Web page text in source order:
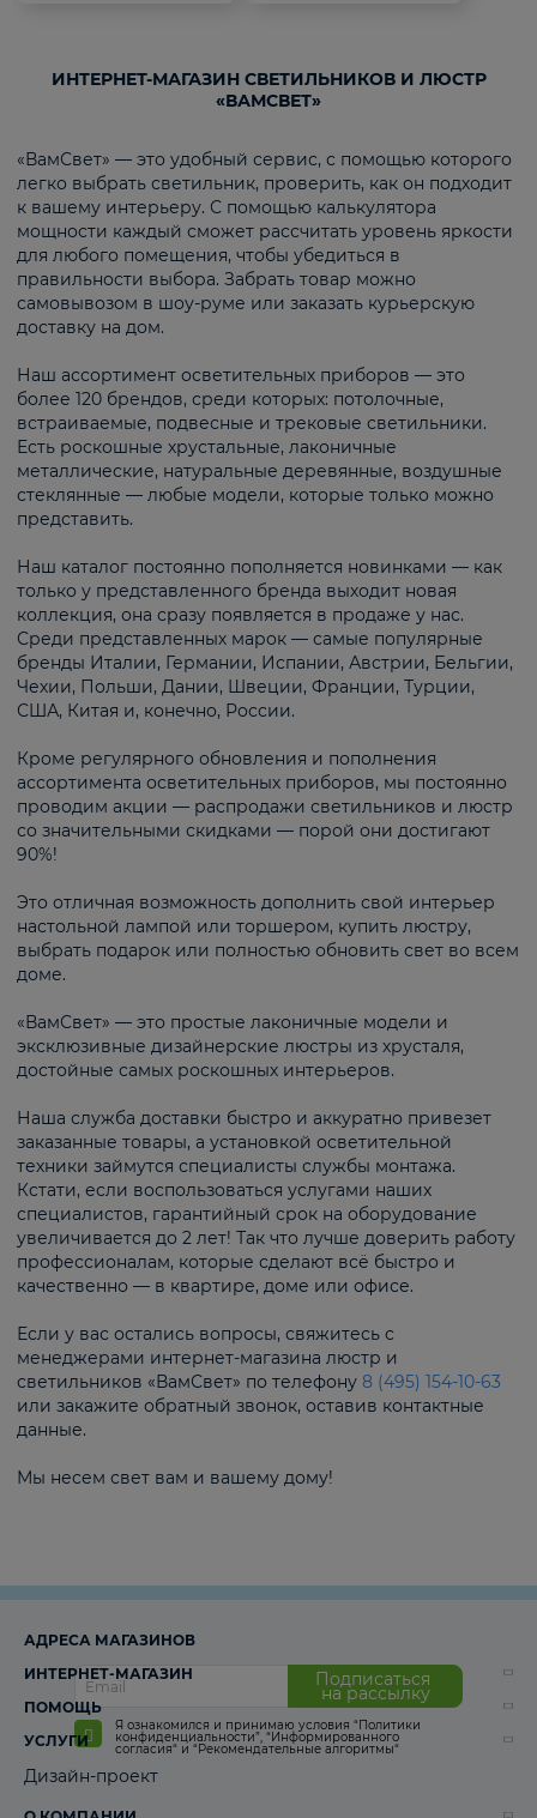
ИНТЕРНЕТ-МАГАЗИН СВЕТИЛЬНИКОВ И ЛЮСТР
«ВАМСВЕТ»
«ВамСвет» — это удобный сервис, с помощью которого
легко выбрать светильник, проверить, как он подходит
к вашему интерьеру. С помощью калькулятора
мощности каждый сможет рассчитать уровень яркости
для любого помещения, чтобы убедиться в
правильности выбора. Забрать товар можно
самовывозом в шоу-руме или заказать курьерскую
доставку на дом.
Наш ассортимент осветительных приборов — это
более 120 брендов, среди которых: потолочные,
встраиваемые, подвесные и трековые светильники.
Есть роскошные хрустальные, лаконичные
металлические, натуральные деревянные, воздушные
стеклянные — любые модели, которые только можно
представить.
Наш каталог постоянно пополняется новинками — как
только у представленного бренда выходит новая
коллекция, она сразу появляется в продаже у нас.
Среди представленных марок — самые популярные
бренды Италии, Германии, Испании, Австрии, Бельгии,
Чехии, Польши, Дании, Швеции, Франции, Турции,
США, Китая и, конечно, России.
Кроме регулярного обновления и пополнения
ассортимента осветительных приборов, мы постоянно
проводим акции — распродажи светильников и люстр
со значительными скидками — порой они достигают
90%!
Это отличная возможность дополнить свой интерьер
настольной лампой или торшером, купить люстру,
выбрать подарок или полностью обновить свет во всем
доме.
«ВамСвет» — это простые лаконичные модели и
эксклюзивные дизайнерские люстры из хрусталя,
достойные самых роскошных интерьеров.
Наша служба доставки быстро и аккуратно привезет
заказанные товары, а установкой осветительной
техники займутся специалисты службы монтажа.
Кстати, если воспользоваться услугами наших
специалистов, гарантийный срок на оборудование
увеличивается до 2 лет! Так что лучше доверить работу
профессионалам, которые сделают всё быстро и
качественно — в квартире, доме или офисе.
Если у вас остались вопросы, свяжитесь с
менеджерами интернет-магазина люстр и
светильников «ВамСвет» по телефону 8 (495) 154-10-63
или закажите обратный звонок, оставив контактные
данные.
Мы несем свет вам и вашему дому!
Подписаться
на рассылку
Я ознакомился и принимаю условия “Политики
конфиденциальности”, “Информированного
согласия“ и “Рекомендательные алгоритмы“
АДРЕСА МАГАЗИНОВ
ИНТЕРНЕТ-МАГАЗИН
ПОМОЩЬ
УСЛУГИ
Дизайн-проект